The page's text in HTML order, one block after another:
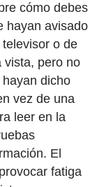
cómo debes
hayan avisado
o de
vista, pero no
dicho
vez de una
leer en la
El
fatiga